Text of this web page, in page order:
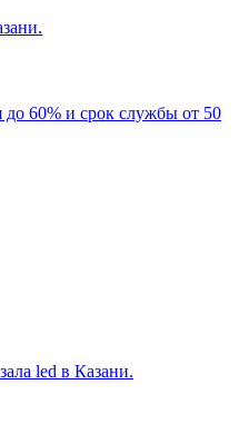
.
60% и срок службы от 50
led в Казани.